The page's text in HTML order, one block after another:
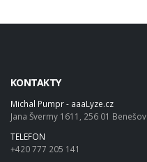
KONTAKTY
Michal Pumpr - aaaLyze.cz
Jana Švermy 1611, 256 01 Benešov
TELEFON
+420 777 205 141